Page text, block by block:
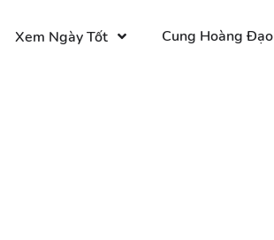
Xem Ngày Tốt Cung Hoàng Đạo